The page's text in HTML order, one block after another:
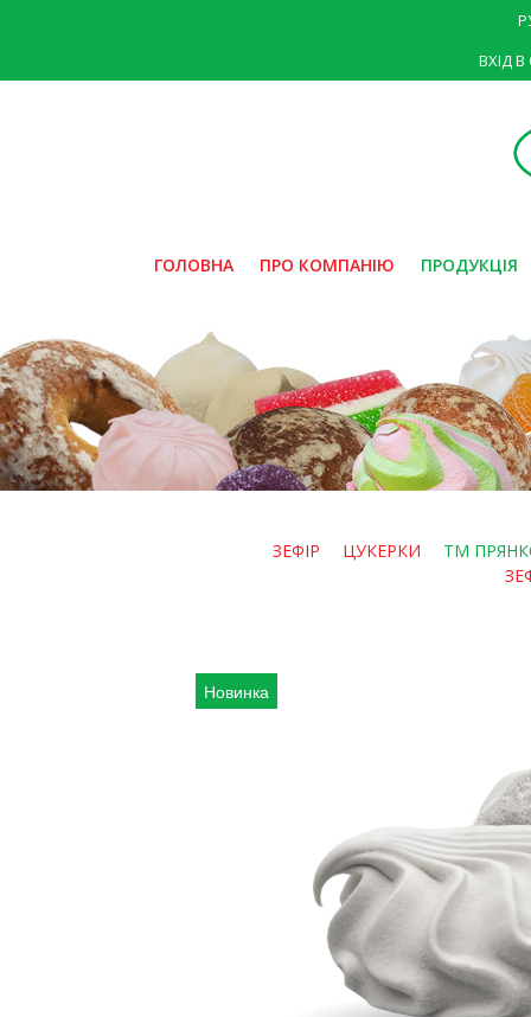
ВХІД
ГОЛОВНА ПРО КОМПАНІЮ ПРОДУКЦІЯ
ЗЕФІР ЦУКЕРКИ
ТМ
Новинка